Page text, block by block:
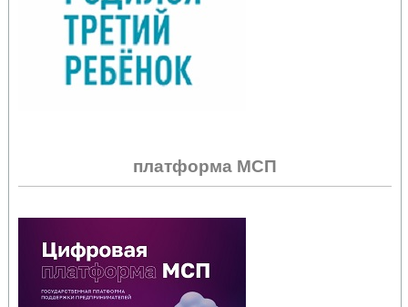
платформа МСП